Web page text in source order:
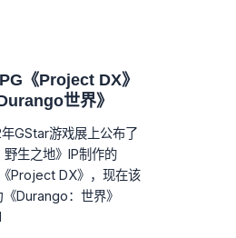
《Project DX》
世界》
GStar游戏展上公布了
生之地》IP制作的
Project DX》，现在该
Durango：世界》